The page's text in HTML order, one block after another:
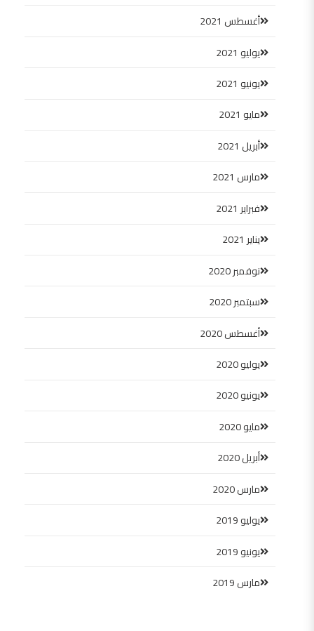
أغسطس 2021
يوليو 2021
يونيو 2021
مايو 2021
أبريل 2021
مارس 2021
فبراير 2021
يناير 2021
نوفمبر 2020
سبتمبر 2020
أغسطس 2020
يوليو 2020
يونيو 2020
مايو 2020
أبريل 2020
مارس 2020
يوليو 2019
يونيو 2019
مارس 2019